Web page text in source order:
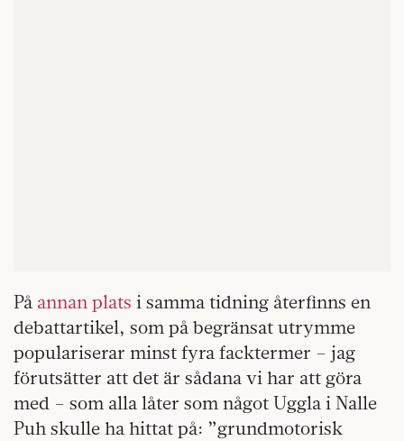
På annan plats i samma tidning återfinns en
debattartikel, som på begränsat utrymme
populariserar minst fyra facktermer – jag
förutsätter att det är sådana vi har att göra
med – som alla låter som något Uggla i Nalle
Puh skulle ha hittat på: ”grundmotorisk